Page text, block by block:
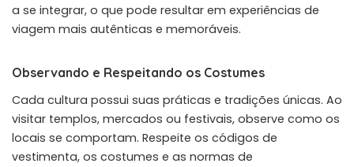
a se integrar, o que pode resultar em experiências de
viagem mais autênticas e memoráveis.
Observando e Respeitando os Costumes
Cada cultura possui suas práticas e tradições únicas. Ao
visitar templos, mercados ou festivais, observe como os
locais se comportam. Respeite os códigos de
vestimenta, os costumes e as normas de